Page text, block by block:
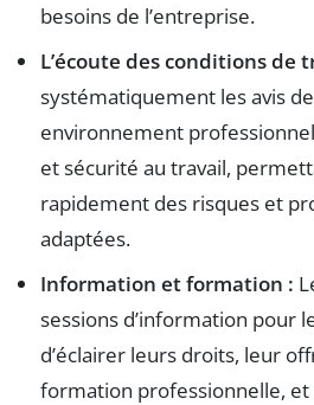
besoins de l’entreprise.
L’écoute des conditions de
systématiquement les avis
environnement
et sécurité au travail,
rapidement des risques et
adaptées.
Information et formation :
sessions d’information pour
d’éclairer leurs droits, leur
formation professionnelle,